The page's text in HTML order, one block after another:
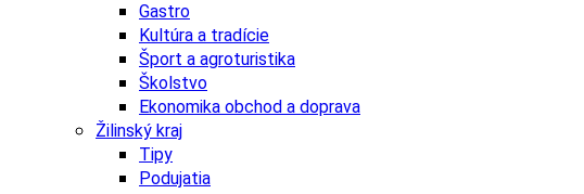
Gastro
Kultúra a tradície
Šport a agroturistika
Školstvo
Ekonomika obchod a doprava
Žilinský kraj
Tipy
Podujatia